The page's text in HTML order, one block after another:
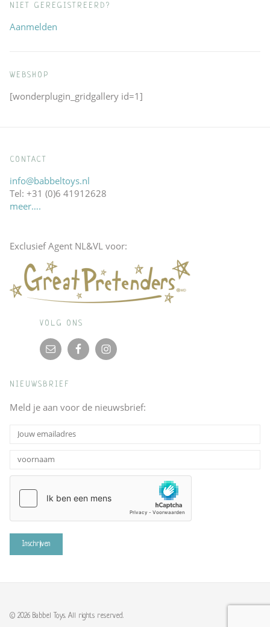
NIET GEREGISTREERD?
Aanmelden
WEBSHOP
[wonderplugin_gridgallery id=1]
CONTACT
info@babbeltoys.nl
Tel: +31 (0)6 41912628
meer….
Exclusief Agent NL&VL voor:
VOLG ONS
NIEUWSBRIEF
Meld je aan voor de nieuwsbrief:
© 2026 Babbel Toys. All rights reserved.